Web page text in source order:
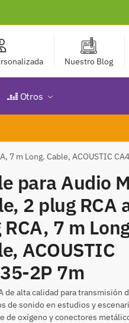
Nuestro Blog
Otros
7 m Long. Cable, ACOUSTIC
para Audio
2 plug RCA
7 m
ACOUSTIC
2P 7m
de alta calidad para transmisión
de sonido en estudios y
de oxígeno y conectores